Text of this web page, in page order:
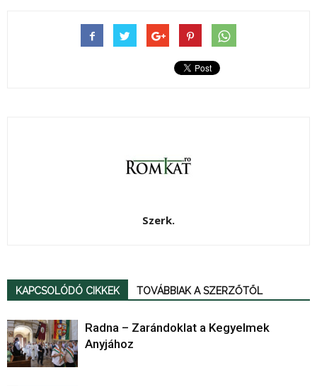
Szerk.
KAPCSOLÓDÓ CIKKEK TOVÁBBIAK A SZERZŐTŐL
Radna – Zarándoklat a Kegyelmek
Anyjához